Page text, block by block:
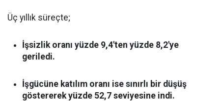
Üç yıllık süreçte;
İşsizlik oranı yüzde 9,4'ten yüzde 8,2'ye
geriledi.
İşgücüne katılım oranı ise sınırlı bir düşüş
göstererek yüzde 52,7 seviyesine indi.